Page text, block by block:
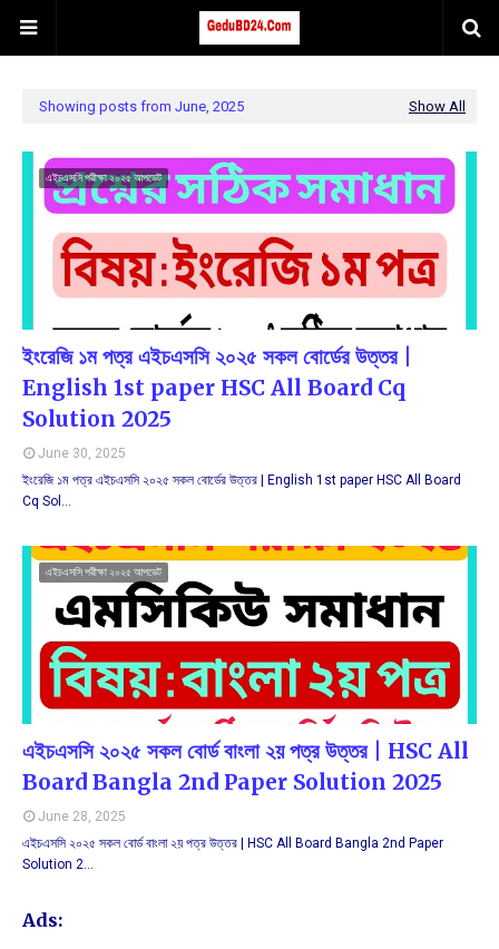
Showing posts from June, 2025 Show All
এইচএসসি পরীক্ষা ২০২৫ আপডেট
ইংরেজি ১ম পত্র এইচএসসি ২০২৫ সকল বোর্ডের উত্তর |
English 1st paper HSC All Board Cq
Solution 2025
June 30, 2025
ইংরেজি ১ম পত্র এইচএসসি ২০২৫ সকল বোর্ডের উত্তর | English 1st paper HSC All Board
Cq Sol…
এইচএসসি পরীক্ষা ২০২৫ আপডেট
এইচএসসি ২০২৫ সকল বোর্ড বাংলা ২য় পত্র উত্তর | HSC All
Board Bangla 2nd Paper Solution 2025
June 28, 2025
এইচএসসি ২০২৫ সকল বোর্ড বাংলা ২য় পত্র উত্তর | HSC All Board Bangla 2nd Paper
Solution 2…
Ads: